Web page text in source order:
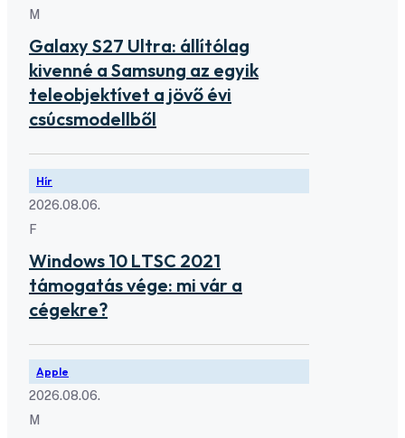
M
Galaxy S27 Ultra: állítólag
kivenné a Samsung az egyik
teleobjektívet a jövő évi
csúcsmodellből
Hír
2026.08.06.
F
Windows 10 LTSC 2021
támogatás vége: mi vár a
cégekre?
Apple
2026.08.06.
M